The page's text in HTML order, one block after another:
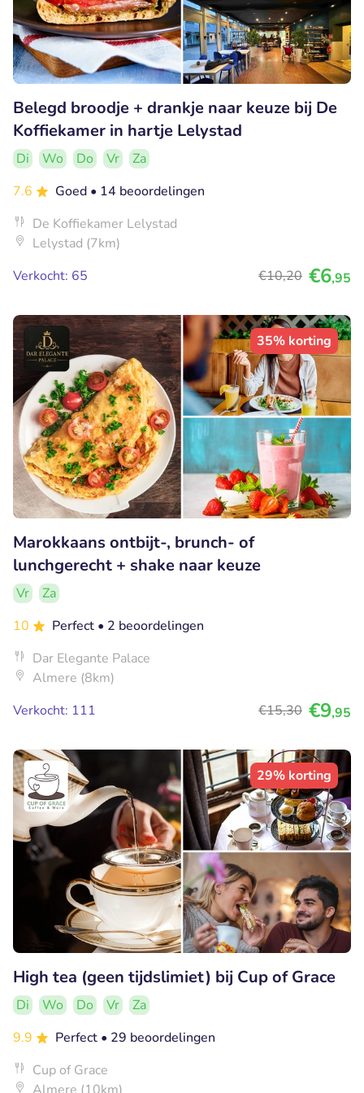
Belegd broodje + drankje naar keuze bij De
Koffiekamer in hartje Lelystad
Di Wo Do Vr
Za
7.6
Goed • 14 beoordelingen
De Koffiekamer Lelystad
Lelystad (7km)
Verkocht: 65
€10,20 €6,95
35% korting
Marokkaans ontbijt-, brunch- of
lunchgerecht + shake naar keuze
Vr
Za
10
Perfect • 2 beoordelingen
Dar Elegante Palace
Almere (8km)
Verkocht: 111
€15,30 €9,95
29% korting
High tea (geen tijdslimiet) bij Cup of Grace
Di Wo Do Vr
Za
9.9
Perfect • 29 beoordelingen
Cup of Grace
Almere (10km)